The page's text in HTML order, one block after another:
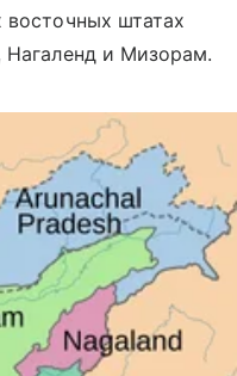
восточных штатах
и Мизорам.